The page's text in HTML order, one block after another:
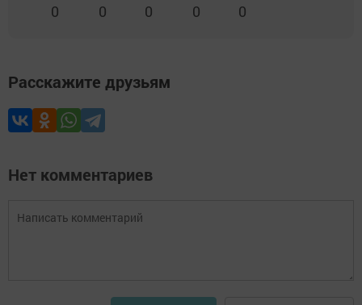
0 0 0 0 0
Расскажите друзьям
Нет комментариев